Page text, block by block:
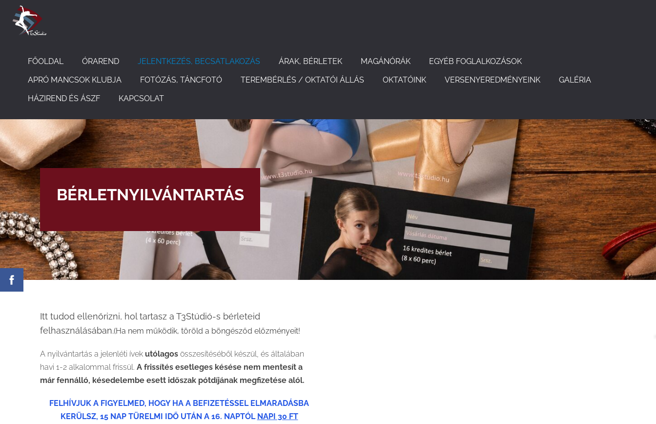
FŐOLDAL ÓRAREND JELENTKEZÉS, BECSATLAKOZÁS ÁRAK, BÉRLETEK MAGÁNÓRÁK
EGYÉB FOGLALKOZÁSOK
APRÓ MANCSOK KLUBJA
FOTÓZÁS, TÁNCFOTÓ TEREMBÉRLÉS / OKTATÓI ÁLLÁS OKTATÓINK VERSENYEREDMÉNYEINK
GALÉRIA
HÁZIREND ÉS ÁSZF
KAPCSOLAT
BÉRLETNYILVÁNTARTÁS
Itt tudod ellenőrizni, hol tartasz a T3Stúdió-s bérleteid
felhasználásában.(Ha nem működik, töröld a böngésződ előzményeit!
A nyilvántartás a jelenléti ívek utólagos összesítéséből készül, és általában
havi 1-2 alkalommal frissül. A frissítés esetleges késése nem mentesít a
már fennálló, késedelembe esett időszak pótdíjának megfizetése alól.
FELHÍVJUK A FIGYELMED, HOGY HA A BEFIZETÉSSEL ELMARADÁSBA
KERÜLSZ, 15 NAP TÜRELMI IDŐ UTÁN A 16. NAPTÓL NAPI 30 FT